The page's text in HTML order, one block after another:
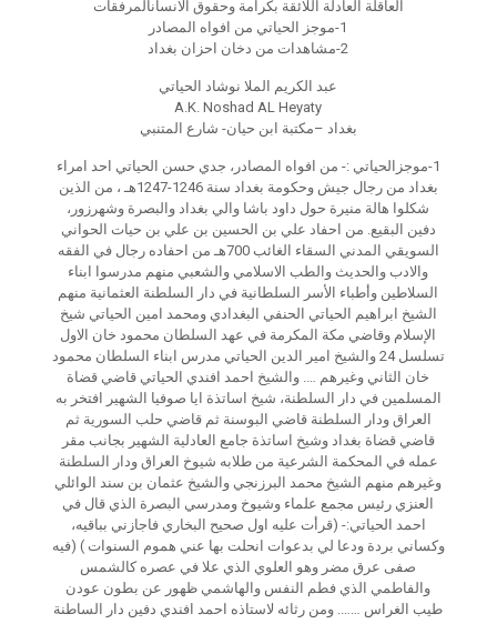
العاقلة العادلة اللائقة بكرامة وحقوق الانسانالمرفقات
1-موجز الحياتي من افواه المصادر
2-مشاهدات من دخان احزان بغداد
عبد الكريم الملا نوشاد الحياتي
A.K. Noshad AL Heyaty
بغداد –مكتبة ابن حيان- شارع المتنبي
1-موجزالحياتي :- من افواه المصادر، جدي حسن الحياتي احد امراء
بغداد من رجال جيش وحكومة بغداد سنة 1246-1247هـ ، من الذين
شكلوا هالة منيرة حول داود باشا والي بغداد والبصرة وشهرزور،
دفين البقيع. من احفاد علي بن الحسين بن علي بن حيات الحواني
السويقي المدني السقاء الغائب 700هـ من احفاده رجال في الفقه
والادب والحديث والطب الاسلامي والشعبي منهم مدرسوا ابناء
السلاطين وأطباء الأسر السلطانية في دار السلطنة العثمانية منهم
الشيخ ابراهيم الحياتي الحنفي البغدادي ومحمد امين الحياتي شيخ
الإسلام وقاضي مكة المكرمة في عهد السلطان محمود خان الاول
تسلسل 24 والشيخ امير الدين الحياتي مدرس ابناء السلطان محمود
خان الثاني وغيرهم …. والشيخ احمد افندي الحياتي قاضي قضاة
المسلمين في دار السلطنة، شيخ اساتذة ايا صوفيا الشهير افتخر به
العراق ودار السلطنة قاضي البوسنة ثم قاضي حلب السورية ثم
قاضي قضاة بغداد وشيخ اساتذة جامع العادلية الشهير بجانب مقر
عمله في المحكمة الشرعية من طلابه شيوخ العراق ودار السلطنة
وغيرهم منهم الشيخ محمد البرزنجي والشيخ عثمان بن سند الوائلي
العنزي رئيس مجمع علماء وشيوخ ومدرسي البصرة الذي قال في
احمد الحياتي:- (قرأت عليه اول صحيح البخاري فاجازني بباقيه،
وكساني بردة ودعا لي بدعوات انحلت بها عني هموم السنوات ) (فيه
صفى عرق مضر وهو العلوي الذي علا في عصره كالشمس
والفاطمي الذي فطم النفس والهاشمي ظهور عن بطون عودن
طيب الغراس ……. ومن رثائه لاستاذه احمد افندي دفين دار الساطنة